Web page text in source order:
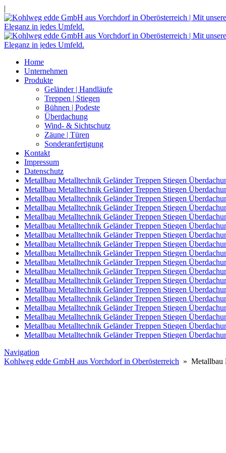
|
Home
Unternehmen
Produkte
Geländer | Handläufe
Treppen | Stiegen
Bühnen | Podeste
Überdachung
Wind- & Sichtschutz
Zäune | Türen
Sonderanfertigung
Kontakt
Impressum
Datenschutz
Metallbau Metalltechnik Geländer Treppen Stiegen
Metallbau Metalltechnik Geländer Treppen Stiegen
Metallbau Metalltechnik Geländer Treppen Stiegen
Metallbau Metalltechnik Geländer Treppen Stiegen
Metallbau Metalltechnik Geländer Treppen Stiegen
Metallbau Metalltechnik Geländer Treppen Stiegen
Metallbau Metalltechnik Geländer Treppen Stiegen
Metallbau Metalltechnik Geländer Treppen Stiegen
Metallbau Metalltechnik Geländer Treppen Stiegen
Metallbau Metalltechnik Geländer Treppen Stiegen
Metallbau Metalltechnik Geländer Treppen Stiegen
Metallbau Metalltechnik Geländer Treppen Stiegen
Metallbau Metalltechnik Geländer Treppen Stiegen
Metallbau Metalltechnik Geländer Treppen Stiegen
Metallbau Metalltechnik Geländer Treppen Stiegen
Metallbau Metalltechnik Geländer Treppen Stiegen
Metallbau Metalltechnik Geländer Treppen Stiegen
Metallbau Metalltechnik Geländer Treppen Stiegen
Navigation
Kohlweg edde GmbH aus Vorchdorf in Oberösterreich » Metallbau